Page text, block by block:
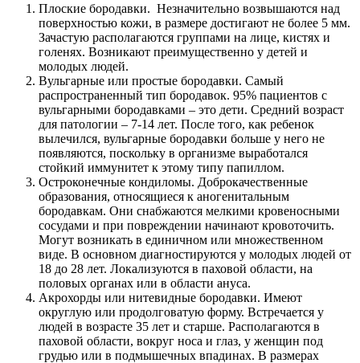
Плоские бородавки. Незначительно возвышаются над
поверхностью кожи, в размере достигают не более 5 мм.
Зачастую располагаются группами на лице, кистях и
голенях. Возникают преимущественно у детей и
молодых людей.
Вульгарные или простые бородавки. Самый
распространенный тип бородавок. 95% пациентов с
вульгарными бородавками – это дети. Средний возраст
для патологии – 7-14 лет. После того, как ребенок
вылечился, вульгарные бородавки больше у него не
появляются, поскольку в организме выработался
стойкий иммунитет к этому типу папиллом.
Остроконечные кондиломы. Доброкачественные
образования, относящиеся к аногенитальным
бородавкам. Они снабжаются мелкими кровеносными
сосудами и при повреждении начинают кровоточить.
Могут возникать в единичном или множественном
виде. В основном диагностируются у молодых людей от
18 до 28 лет. Локализуются в паховой области, на
половых органах или в области ануса.
Акрохорды или нитевидные бородавки. Имеют
округлую или продолговатую форму. Встречается у
людей в возрасте 35 лет и старше. Располагаются в
паховой области, вокруг носа и глаз, у женщин под
грудью или в подмышечных впадинах. В размерах